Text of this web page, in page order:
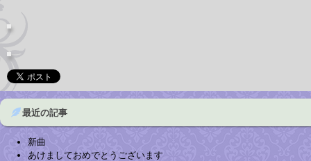
最近の記事
新曲
あけましておめでとうございます